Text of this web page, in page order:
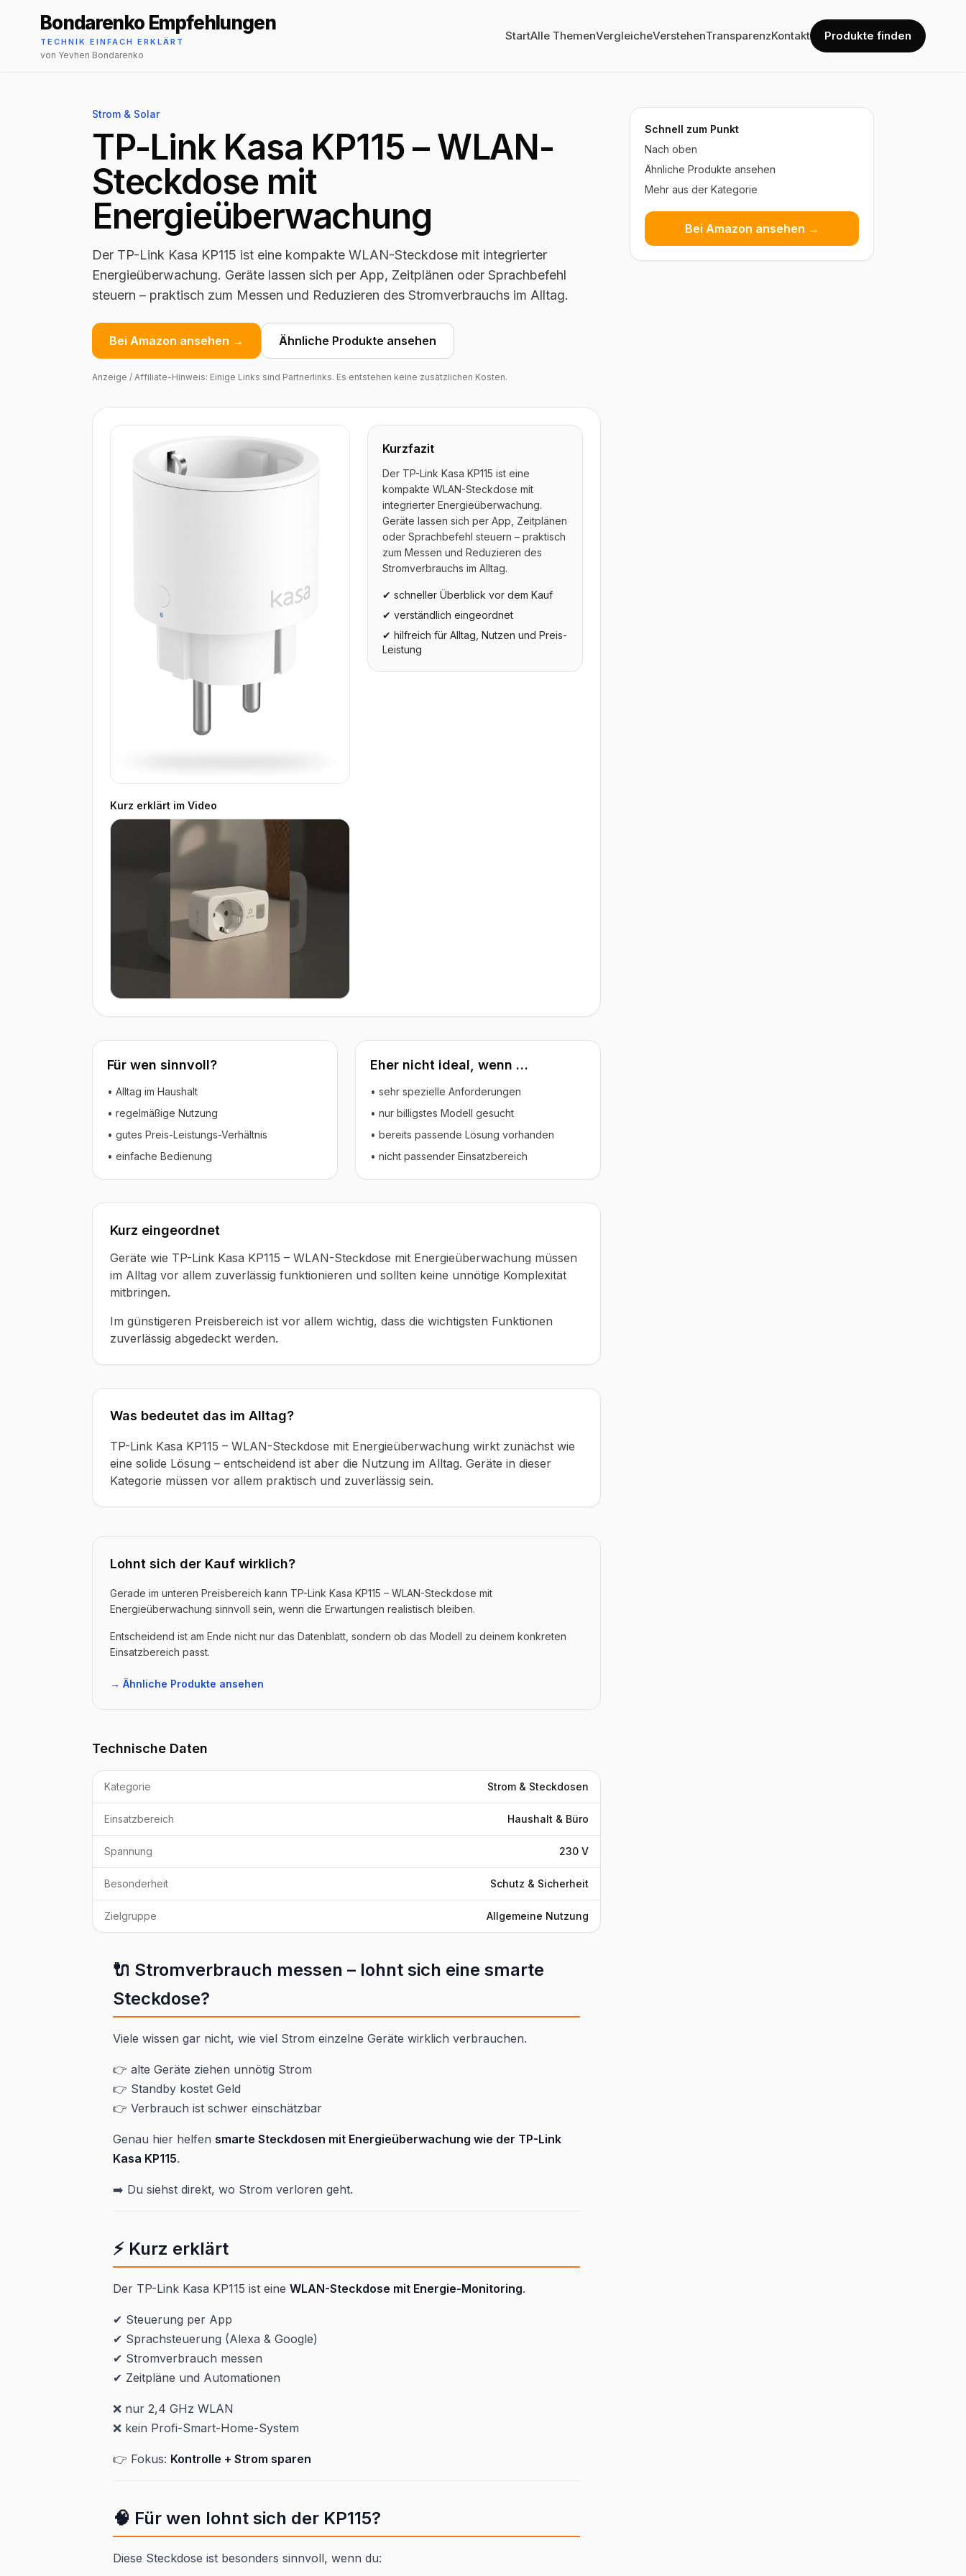
Bondarenko Empfehlungen
TECHNIK EINFACH ERKLÄRT
von Yevhen Bondarenko
StartAlle ThemenVergleicheVerstehenTransparenzKontakt Produkte finden
Strom & Solar
TP-Link Kasa KP115 – WLAN-
Steckdose mit
Energieüberwachung
Der TP-Link Kasa KP115 ist eine kompakte WLAN-Steckdose mit integrierter
Energieüberwachung. Geräte lassen sich per App, Zeitplänen oder Sprachbefehl
steuern – praktisch zum Messen und Reduzieren des Stromverbrauchs im Alltag.
Bei Amazon ansehen → Ähnliche Produkte ansehen
Anzeige / Affiliate-Hinweis: Einige Links sind Partnerlinks. Es entstehen keine zusätzlichen Kosten.
Kurz erklärt im Video
▶ Video ansehen
Kurzfazit
Der TP-Link Kasa KP115 ist eine
kompakte WLAN-Steckdose mit
integrierter Energieüberwachung.
Geräte lassen sich per App, Zeitplänen
oder Sprachbefehl steuern – praktisch
zum Messen und Reduzieren des
Stromverbrauchs im Alltag.
✔ schneller Überblick vor dem Kauf
✔ verständlich eingeordnet
✔ hilfreich für Alltag, Nutzen und Preis-
Leistung
Für wen sinnvoll?
• Alltag im Haushalt
• regelmäßige Nutzung
• gutes Preis-Leistungs-Verhältnis
• einfache Bedienung
Eher nicht ideal, wenn …
• sehr spezielle Anforderungen
• nur billigstes Modell gesucht
• bereits passende Lösung vorhanden
• nicht passender Einsatzbereich
Kurz eingeordnet
Geräte wie TP-Link Kasa KP115 – WLAN-Steckdose mit Energieüberwachung müssen
im Alltag vor allem zuverlässig funktionieren und sollten keine unnötige Komplexität
mitbringen.
Im günstigeren Preisbereich ist vor allem wichtig, dass die wichtigsten Funktionen
zuverlässig abgedeckt werden.
Was bedeutet das im Alltag?
TP-Link Kasa KP115 – WLAN-Steckdose mit Energieüberwachung wirkt zunächst wie
eine solide Lösung – entscheidend ist aber die Nutzung im Alltag. Geräte in dieser
Kategorie müssen vor allem praktisch und zuverlässig sein.
Lohnt sich der Kauf wirklich?
Gerade im unteren Preisbereich kann TP-Link Kasa KP115 – WLAN-Steckdose mit
Energieüberwachung sinnvoll sein, wenn die Erwartungen realistisch bleiben.
Entscheidend ist am Ende nicht nur das Datenblatt, sondern ob das Modell zu deinem konkreten
Einsatzbereich passt.
→ Ähnliche Produkte ansehen
Technische Daten
Kategorie Strom & Steckdosen
Einsatzbereich Haushalt & Büro
Spannung 230 V
Besonderheit Schutz & Sicherheit
Zielgruppe Allgemeine Nutzung
🔌 Stromverbrauch messen – lohnt sich eine smarte
Steckdose?
Viele wissen gar nicht, wie viel Strom einzelne Geräte wirklich verbrauchen.
👉 alte Geräte ziehen unnötig Strom
👉 Standby kostet Geld
👉 Verbrauch ist schwer einschätzbar
Genau hier helfen smarte Steckdosen mit Energieüberwachung wie der TP-Link
Kasa KP115.
➡️ Du siehst direkt, wo Strom verloren geht.
⚡ Kurz erklärt
Der TP-Link Kasa KP115 ist eine WLAN-Steckdose mit Energie-Monitoring.
✔ Steuerung per App
✔ Sprachsteuerung (Alexa & Google)
✔ Stromverbrauch messen
✔ Zeitpläne und Automationen
❌ nur 2,4 GHz WLAN
❌ kein Profi-Smart-Home-System
👉 Fokus: Kontrolle + Strom sparen
🧠 Für wen lohnt sich der KP115?
Diese Steckdose ist besonders sinnvoll, wenn du:
Schnell zum Punkt
Nach oben
Ähnliche Produkte ansehen
Mehr aus der Kategorie
Bei Amazon ansehen →